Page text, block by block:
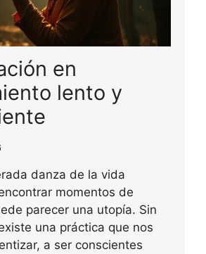
en
lento y
danza de la vida
momentos de
parecer una utopía. Sin
una práctica que nos
a ser conscientes